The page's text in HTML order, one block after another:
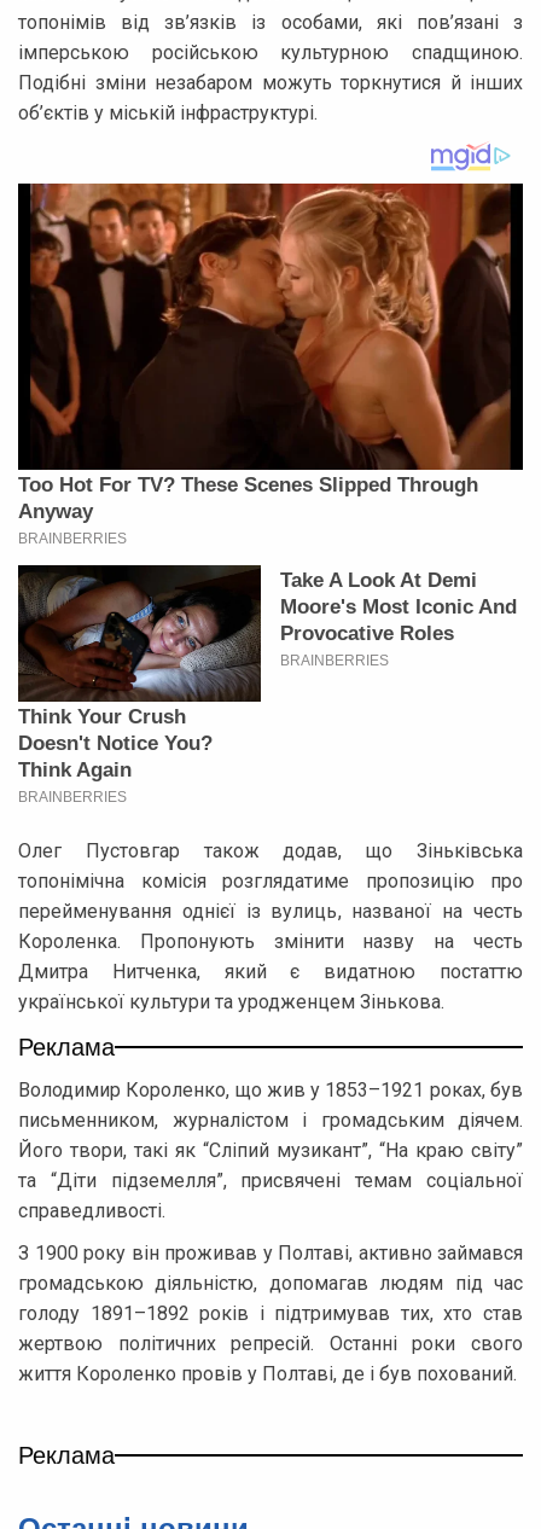
топонімів від зв’язків із особами, які пов’язані з
імперською російською культурною спадщиною.
Подібні зміни незабаром можуть торкнутися й інших
об’єктів у міській інфраструктурі.
Олег Пустовгар також додав, що Зіньківська
топонімічна комісія розглядатиме пропозицію про
перейменування однієї із вулиць, названої на честь
Короленка. Пропонують змінити назву на честь
Дмитра Нитченка, який є видатною постаттю
української культури та уродженцем Зінькова.
Реклама
Володимир Короленко, що жив у 1853–1921 роках, був
письменником, журналістом і громадським діячем.
Його твори, такі як “Сліпий музикант”, “На краю світу”
та “Діти підземелля”, присвячені темам соціальної
справедливості.
З 1900 року він проживав у Полтаві, активно займався
громадською діяльністю, допомагав людям під час
голоду 1891–1892 років і підтримував тих, хто став
жертвою політичних репресій. Останні роки свого
життя Короленко провів у Полтаві, де і був похований.
Реклама